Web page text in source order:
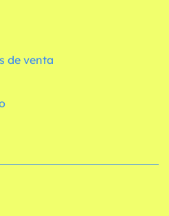
de venta